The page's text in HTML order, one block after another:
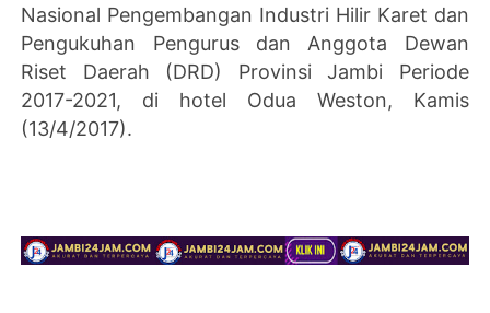
Nasional Pengembangan Industri Hilir Karet dan
Pengukuhan Pengurus dan Anggota Dewan
Riset Daerah (DRD) Provinsi Jambi Periode
2017-2021, di hotel Odua Weston, Kamis
(13/4/2017).